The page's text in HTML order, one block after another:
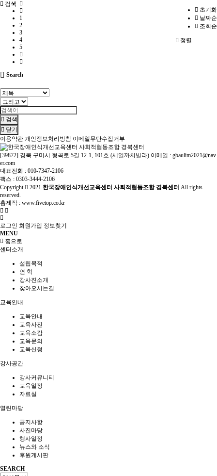
초기화
날짜순
조회순
정렬
검색
1
2
3
4
5
Search
검색
닫기
이용약관 개인정보처리방침 이메일무단수집거부
[39872] 경북 구미시 형곡로 5길 12-1, 101호 (세일까치빌라) 이메일 : gbaulim2021@nav
er.com
대표전화 : 010-7347-2106
팩스 : 0303-3444-2106
Copyright
2021 한국장애인식개선교육센터 사회적협동조합 경북센터 All rights
reserved.
홈제작 : www.fivetop.co.kr
로그인 회원가입 정보찾기
MENU
홈으로
센터소개
설립목적
연 혁
강사진소개
찾아오시는길
교육안내
교육안내
교육사진
교육소감
교육문의
교육신청
강사공간
강사커뮤니티
교육일정
자료실
열린마당
공지사항
사진마당
행사일정
뉴스와 소식
후원게시판
SEARCH